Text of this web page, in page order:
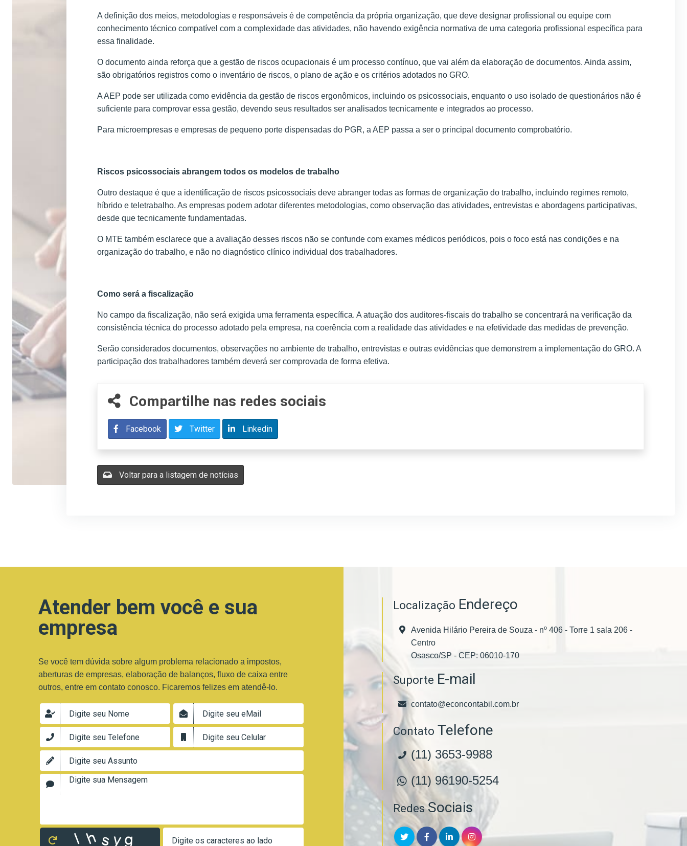
A definição dos meios, metodologias e responsáveis é de competência da própria organização, que deve designar profissional ou equipe com
conhecimento técnico compatível com a complexidade das atividades, não havendo exigência normativa de uma categoria profissional específica para
essa finalidade.
O documento ainda reforça que a gestão de riscos ocupacionais é um processo contínuo, que vai além da elaboração de documentos. Ainda assim,
são obrigatórios registros como o inventário de riscos, o plano de ação e os critérios adotados no GRO.
A AEP pode ser utilizada como evidência da gestão de riscos ergonômicos, incluindo os psicossociais, enquanto o uso isolado de questionários não é
suficiente para comprovar essa gestão, devendo seus resultados ser analisados tecnicamente e integrados ao processo.
Para microempresas e empresas de pequeno porte dispensadas do PGR, a AEP passa a ser o principal documento comprobatório.
Riscos psicossociais abrangem todos os modelos de trabalho
Outro destaque é que a identificação de riscos psicossociais deve abranger todas as formas de organização do trabalho, incluindo regimes remoto,
híbrido e teletrabalho. As empresas podem adotar diferentes metodologias, como observação das atividades, entrevistas e abordagens participativas,
desde que tecnicamente fundamentadas.
O MTE também esclarece que a avaliação desses riscos não se confunde com exames médicos periódicos, pois o foco está nas condições e na
organização do trabalho, e não no diagnóstico clínico individual dos trabalhadores.
Como será a fiscalização
No campo da fiscalização, não será exigida uma ferramenta específica. A atuação dos auditores-fiscais do trabalho se concentrará na verificação da
consistência técnica do processo adotado pela empresa, na coerência com a realidade das atividades e na efetividade das medidas de prevenção.
Serão considerados documentos, observações no ambiente de trabalho, entrevistas e outras evidências que demonstrem a implementação do GRO. A
participação dos trabalhadores também deverá ser comprovada de forma efetiva.
Compartilhe nas redes sociais
Facebook Twitter Linkedin
Voltar para a listagem de notícias
Atender bem você e sua
empresa
Se você tem dúvida sobre algum problema relacionado a impostos,
aberturas de empresas, elaboração de balanços, fluxo de caixa entre
outros, entre em contato conosco. Ficaremos felizes em atendê-lo.
Localização Endereço
Avenida Hilário Pereira de Souza - nº 406 - Torre 1 sala 206 -
Centro
Osasco/SP - CEP: 06010-170
Suporte E-mail
contato@econcontabil.com.br
Contato Telefone
(11) 3653-9988
(11) 96190-5254
RedesSociais